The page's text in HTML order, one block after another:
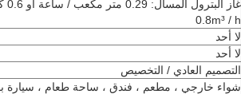
0.8m³ / h
لا أحد
لا أحد
التصميم العادي / التخصيص
شواء خارجي ، مطعم ، فندق ، ساحة طعام ، سيارة